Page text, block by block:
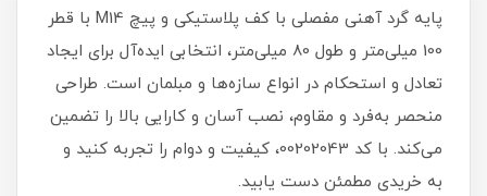
پایه گرد آهنی مفصلی با کف پلاستیکی و پیچ M14 با قطر
100 میلی‌متر و طول 80 میلی‌متر، انتخابی ایده‌آل برای ایجاد
تعادل و استحکام در انواع سازه‌ها و مبلمان است. طراحی
منحصر به‌فرد و مقاوم، نصب آسان و کارایی بالا را تضمین
می‌کند. با کد 00202043، کیفیت و دوام را تجربه کنید و
به خریدی مطمئن دست یابید.